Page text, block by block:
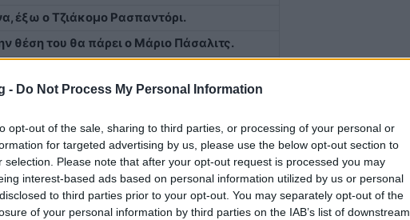
- Do Not Process My Personal Information
opt-out of the sale, sharing to third parties, or processing of your personal or
for targeted advertising by us, please use the below opt-out section to
selection. Please note that after your opt-out request is processed you may
interest-based ads based on personal information utilized by us or personal
to third parties prior to your opt-out. You may separately opt-out of the
of your personal information by third parties on the IAB’s list of downstream
έξω ο Τζιάκομο Ρασπαντόρι.
θέση του θα πάρει ο Μάριο Πάσαλιτς.
''Τζεβίς Στάδιο'', σουτάρει! Δεν βρήκε
πόλη: ''Bergamo''. Δεν καταφέρνει να